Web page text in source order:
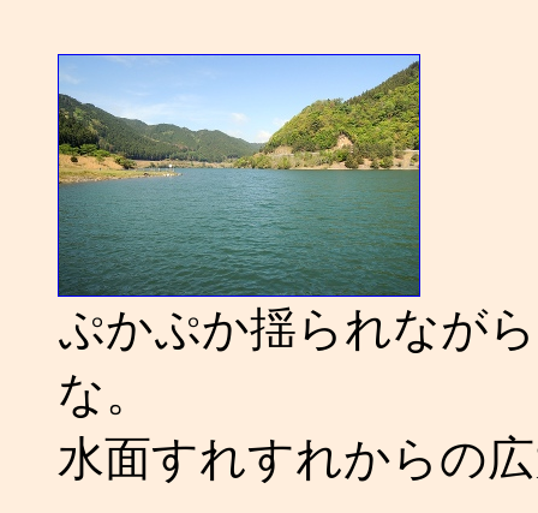
ぷかぷか揺られなが
な。
水面すれすれからの